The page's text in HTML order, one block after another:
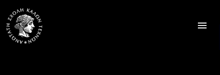
content